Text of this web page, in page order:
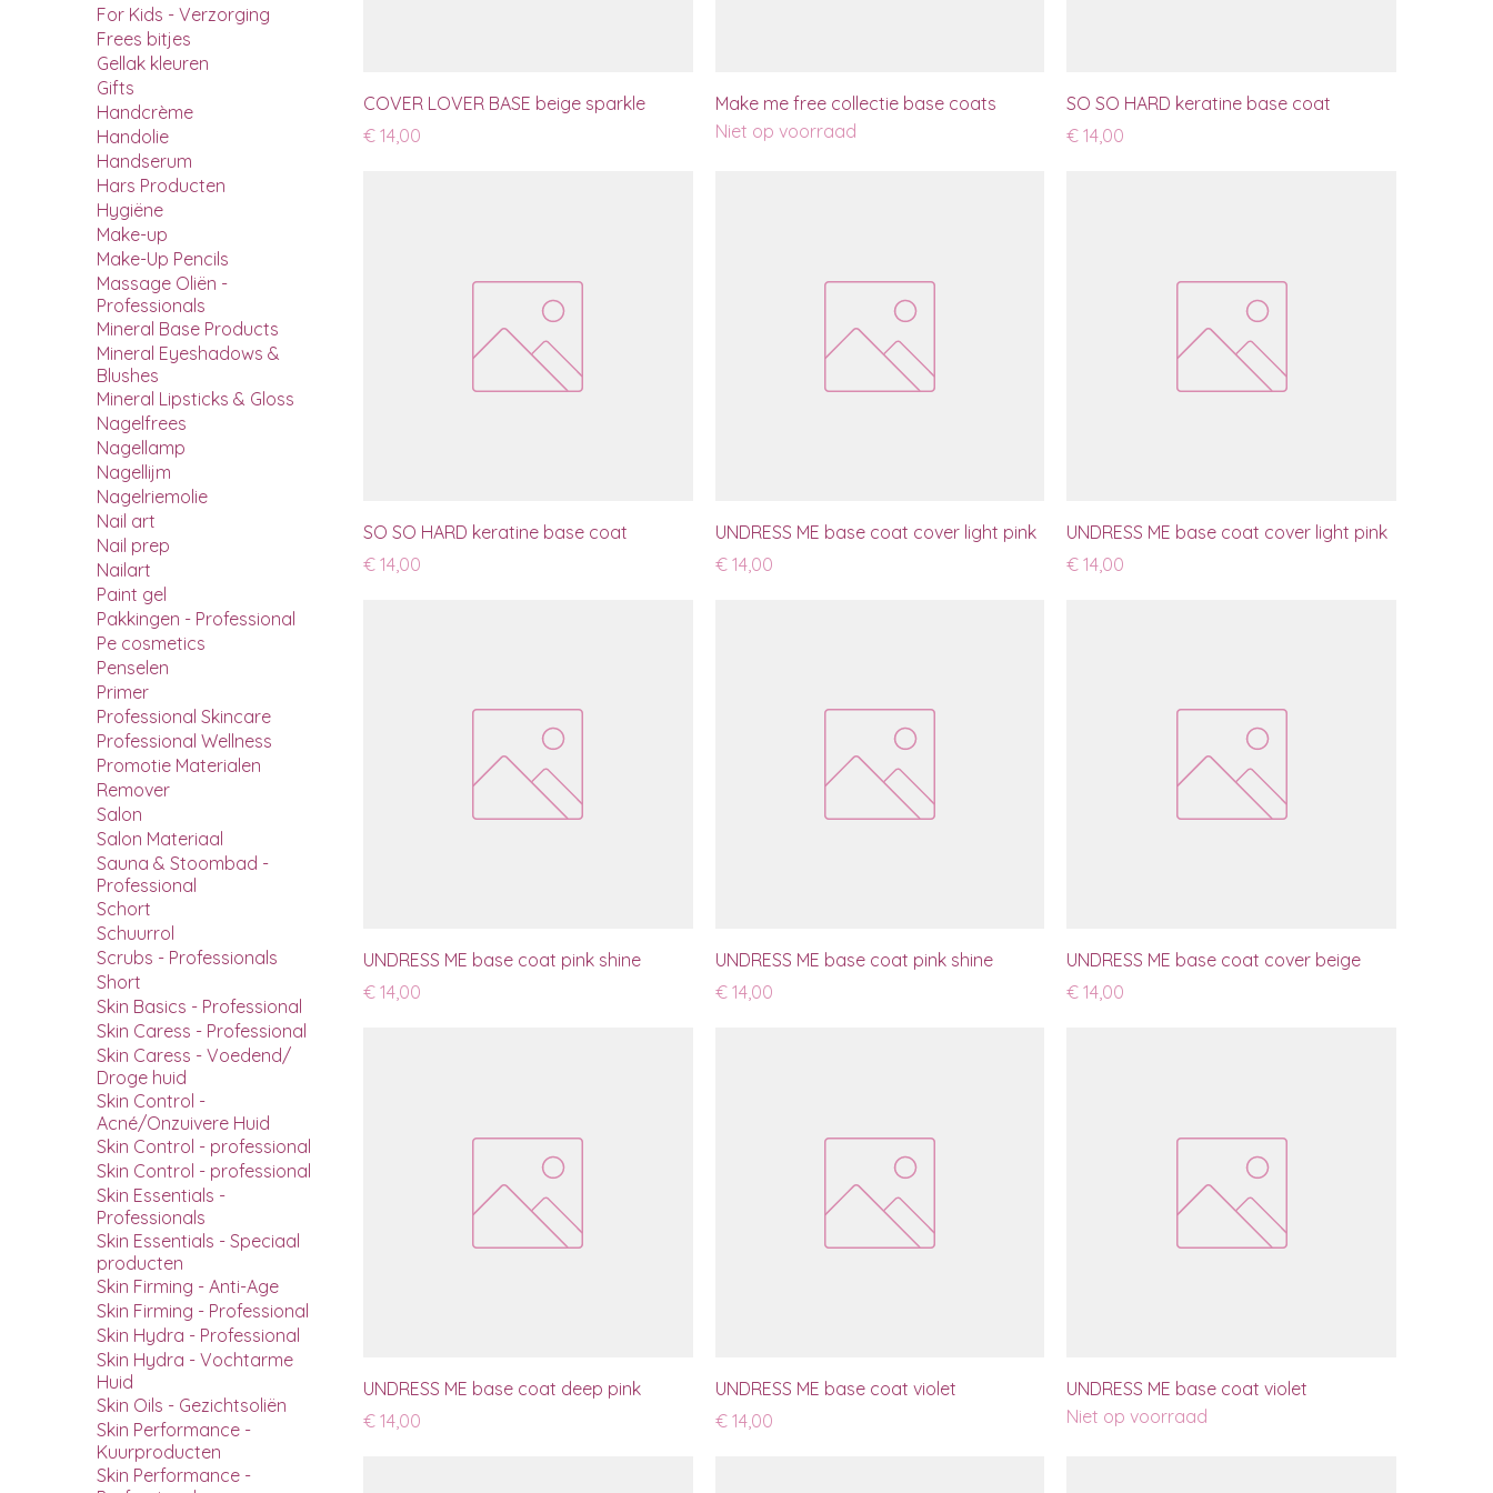
For Kids - Verzorging
Frees bitjes
Gellak kleuren
Gifts
Handcrème
Handolie
Handserum
Hars Producten
Hygiëne
Make-up
Make-Up Pencils
Massage Oliën -
Professionals
Mineral Base Products
Mineral Eyeshadows &
Blushes
Mineral Lipsticks & Gloss
Nagelfrees
Nagellamp
Nagellijm
Nagelriemolie
Nail art
Nail prep
Nailart
Paint gel
Pakkingen - Professional
Pe cosmetics
Penselen
Primer
Professional Skincare
Professional Wellness
Promotie Materialen
Remover
Salon
Salon Materiaal
Sauna & Stoombad -
Professional
Schort
Schuurrol
Scrubs - Professionals
Short
Skin Basics - Professional
Skin Caress - Professional
Skin Caress - Voedend/
Droge huid
Skin Control -
Acné/Onzuivere Huid
Skin Control - professional
Skin Control - professional
Skin Essentials -
Professionals
Skin Essentials - Speciaal
producten
Skin Firming - Anti-Age
Skin Firming - Professional
Skin Hydra - Professional
Skin Hydra - Vochtarme
Huid
Skin Oils - Gezichtsoliën
Skin Performance -
Kuurproducten
Skin Performance -
COVER LOVER BASE beige sparkle
Prijs
€ 14,00
Make me free collectie base coats
Niet op voorraad
SO SO HARD keratine base coat
Prijs
€ 14,00
SO SO HARD keratine base coat
Prijs
€ 14,00
UNDRESS ME base coat cover light pink
Prijs
€ 14,00
UNDRESS ME base coat cover light pink
Prijs
€ 14,00
UNDRESS ME base coat pink shine
Prijs
€ 14,00
UNDRESS ME base coat pink shine
Prijs
€ 14,00
UNDRESS ME base coat cover beige
Prijs
€ 14,00
UNDRESS ME base coat deep pink
Prijs
€ 14,00
UNDRESS ME base coat violet
Prijs
€ 14,00
UNDRESS ME base coat violet
Niet op voorraad